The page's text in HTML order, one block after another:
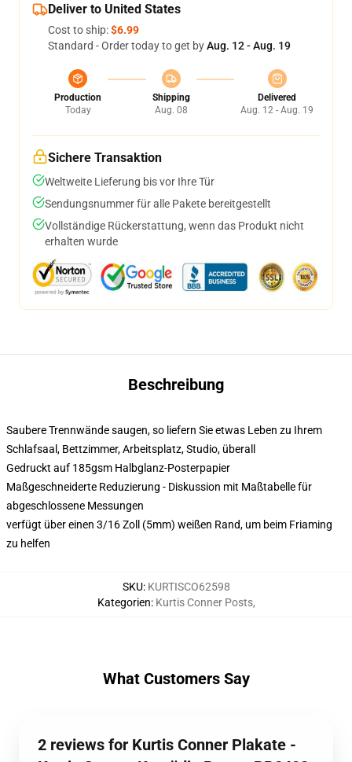
Deliver to United States
Cost to ship:$6.99
Standard - Order today to get byAug. 12 - Aug. 19
Production
Today
Shipping
Aug. 08
Delivered
Aug. 12 - Aug. 19
Sichere Transaktion
Weltweite Lieferung bis vor Ihre Tür
Sendungsnummer für alle Pakete bereitgestellt
Vollständige Rückerstattung, wenn das Produkt nicht
erhalten wurde
Beschreibung
Saubere Trennwände saugen, so liefern Sie etwas Leben zu Ihrem
Schlafsaal, Bettzimmer, Arbeitsplatz, Studio, überall
Gedruckt auf 185gsm Halbglanz-Posterpapier
Maßgeschneiderte Reduzierung - Diskussion mit Maßtabelle für
abgeschlossene Messungen
verfügt über einen 3/16 Zoll (5mm) weißen Rand, um beim Friaming
zu helfen
SKU: KURTISCO62598
Kategorien: Kurtis Conner Posts,
What Customers Say
2 reviews for Kurtis Conner Plakate -